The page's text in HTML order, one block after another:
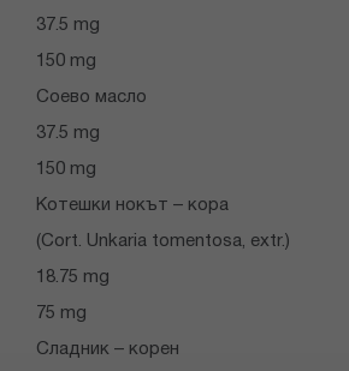
37.5 mg
150 mg
Соево масло
37.5 mg
150 mg
Котешки нокът – кора
(Cort. Unkaria tomentosa, extr.)
18.75 mg
75 mg
Сладник – корен